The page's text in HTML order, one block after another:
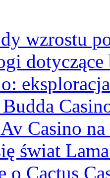
wzrostu
Casino
świat
o Cactus